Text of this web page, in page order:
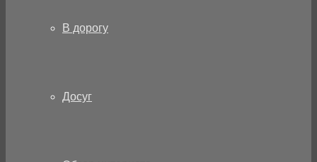
В дорогу
Досуг